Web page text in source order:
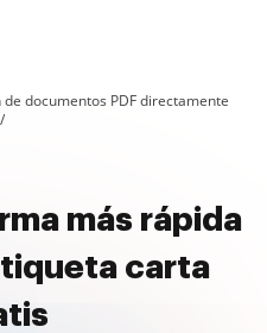
documentos PDF directamente
más rápida
carta